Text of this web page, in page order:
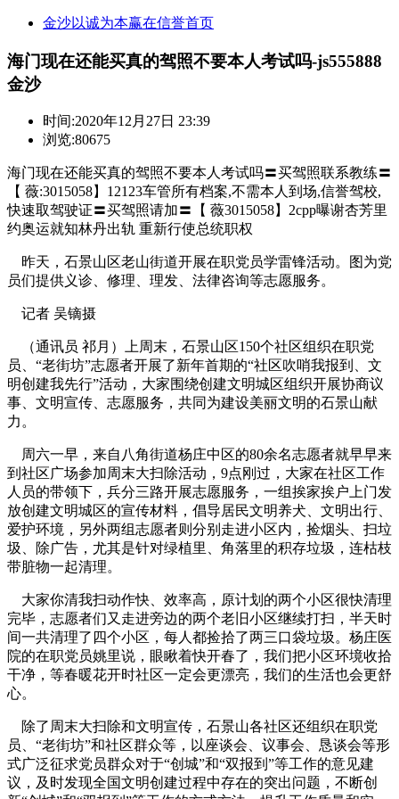
金沙以诚为本赢在信誉首页
海门现在还能买真的驾照不要本人考试吗-js555888
金沙
时间:2020年12月27日 23:39
浏览:80675
海门现在还能买真的驾照不要本人考试吗〓买驾照联系教练〓
【 薇:3015058】12123车管所有档案,不需本人到场,信誉驾校,
快速取驾驶证〓买驾照请加〓【 薇3015058】2cpp曝谢杏芳里
约奥运就知林丹出轨 重新行使总统职权
昨天，石景山区老山街道开展在职党员学雷锋活动。图为党
员们提供义诊、修理、理发、法律咨询等志愿服务。
记者 吴镝摄
（通讯员 祁月）上周末，石景山区150个社区组织在职党
员、“老街坊”志愿者开展了新年首期的“社区吹哨我报到、文
明创建我先行”活动，大家围绕创建文明城区组织开展协商议
事、文明宣传、志愿服务，共同为建设美丽文明的石景山献
力。
周六一早，来自八角街道杨庄中区的80余名志愿者就早早来
到社区广场参加周末大扫除活动，9点刚过，大家在社区工作
人员的带领下，兵分三路开展志愿服务，一组挨家挨户上门发
放创建文明城区的宣传材料，倡导居民文明养犬、文明出行、
爱护环境，另外两组志愿者则分别走进小区内，捡烟头、扫垃
圾、除广告，尤其是针对绿植里、角落里的积存垃圾，连枯枝
带脏物一起清理。
大家你清我扫动作快、效率高，原计划的两个小区很快清理
完毕，志愿者们又走进旁边的两个老旧小区继续打扫，半天时
间一共清理了四个小区，每人都捡拾了两三口袋垃圾。杨庄医
院的在职党员姚里说，眼瞅着快开春了，我们把小区环境收拾
干净，等春暖花开时社区一定会更漂亮，我们的生活也会更舒
心。
除了周末大扫除和文明宣传，石景山各社区还组织在职党
员、“老街坊”和社区群众等，以座谈会、议事会、恳谈会等形
式广泛征求党员群众对于“创城”和“双报到”等工作的意见建
议，及时发现全国文明创建过程中存在的突出问题，不断创